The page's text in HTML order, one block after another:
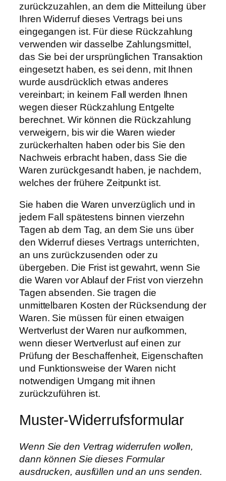
zurückzuzahlen, an dem die Mitteilung über
Ihren Widerruf dieses Vertrags bei uns
eingegangen ist. Für diese Rückzahlung
verwenden wir dasselbe Zahlungsmittel,
das Sie bei der ursprünglichen Transaktion
eingesetzt haben, es sei denn, mit Ihnen
wurde ausdrücklich etwas anderes
vereinbart; in keinem Fall werden Ihnen
wegen dieser Rückzahlung Entgelte
berechnet. Wir können die Rückzahlung
verweigern, bis wir die Waren wieder
zurückerhalten haben oder bis Sie den
Nachweis erbracht haben, dass Sie die
Waren zurückgesandt haben, je nachdem,
welches der frühere Zeitpunkt ist.
Sie haben die Waren unverzüglich und in
jedem Fall spätestens binnen vierzehn
Tagen ab dem Tag, an dem Sie uns über
den Widerruf dieses Vertrags unterrichten,
an uns zurückzusenden oder zu
übergeben. Die Frist ist gewahrt, wenn Sie
die Waren vor Ablauf der Frist von vierzehn
Tagen absenden. Sie tragen die
unmittelbaren Kosten der Rücksendung der
Waren. Sie müssen für einen etwaigen
Wertverlust der Waren nur aufkommen,
wenn dieser Wertverlust auf einen zur
Prüfung der Beschaffenheit, Eigenschaften
und Funktionsweise der Waren nicht
notwendigen Umgang mit ihnen
zurückzuführen ist.
Muster-Widerrufsformular
Wenn Sie den Vertrag widerrufen wollen,
dann können Sie dieses Formular
ausdrucken, ausfüllen und an uns senden.